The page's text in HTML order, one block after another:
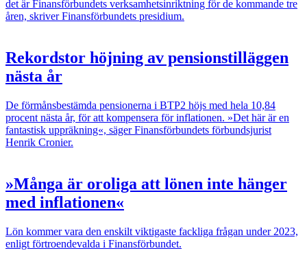
det är Finansförbundets verksamhetsinriktning för de kommande tre
åren, skriver Finansförbundets presidium.
Rekordstor höjning av pensionstilläggen
nästa år
De förmånsbestämda pensionerna i BTP2 höjs med hela 10,84
procent nästa år, för att kompensera för inflationen. »Det här är en
fantastisk uppräkning«, säger Finansförbundets förbundsjurist
Henrik Cronier.
»Många är oroliga att lönen inte hänger
med inflationen«
Lön kommer vara den enskilt viktigaste fackliga frågan under 2023,
enligt förtroendevalda i Finansförbundet.